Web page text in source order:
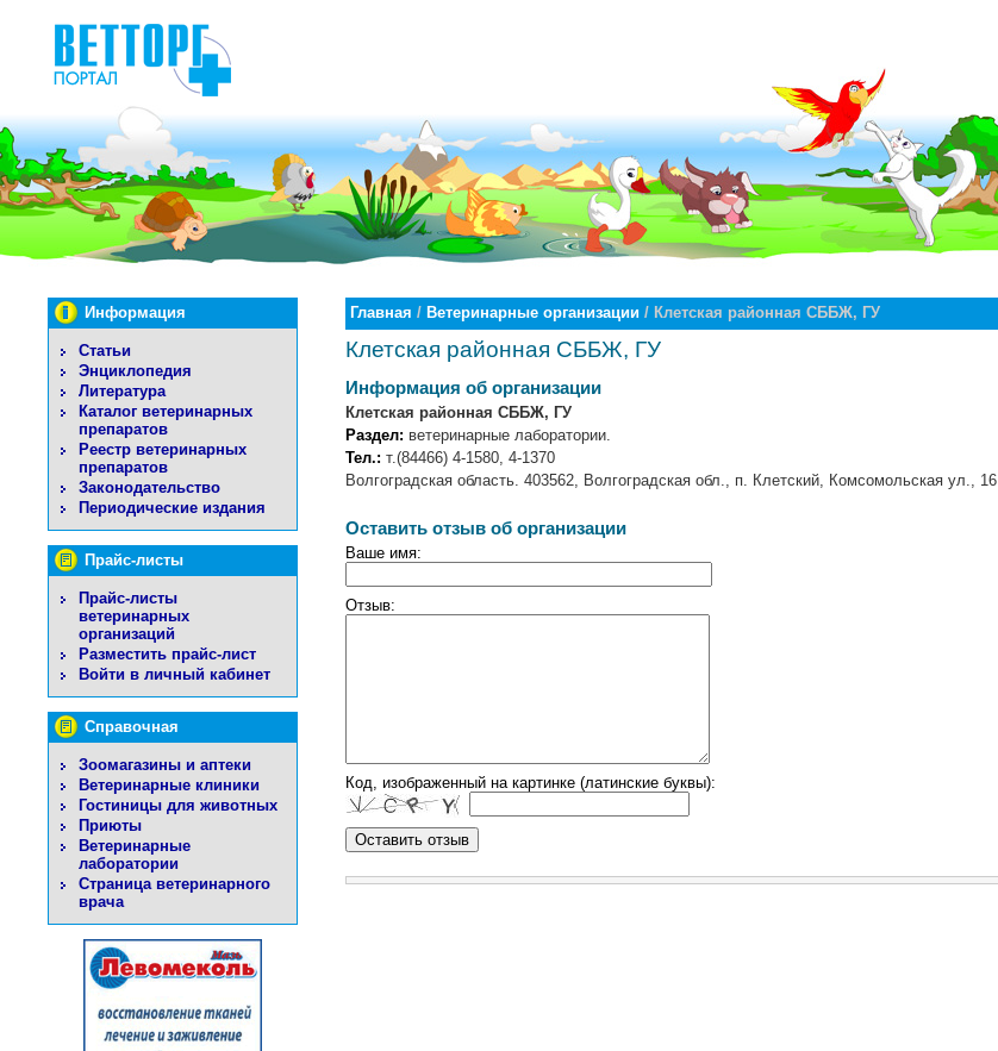
Информация
Статьи
Энциклопедия
Литература
Каталог ветеринарных
препаратов
Реестр ветеринарных
препаратов
Законодательство
Периодические издания
Прайс-листы
Прайс-листы
ветеринарных
организаций
Разместить прайс-лист
Войти в личный кабинет
Справочная
Зоомагазины и аптеки
Ветеринарные клиники
Гостиницы для животных
Приюты
Ветеринарные
лаборатории
Страница ветеринарного
врача
Главная / Ветеринарные организации / Клетская районная СББЖ, ГУ
Клетская районная СББЖ, ГУ
Информация об организации
Клетская районная СББЖ, ГУ
Раздел: ветеринарные лаборатории.
Тел.: т.(84466) 4-1580, 4-1370
Волгоградская область. 403562, Волгоградская обл., п. Клетский, Комсомольская ул., 16
Оставить отзыв об организации
Ваше имя:
Отзыв:
Код, изображенный на картинке (латинские буквы):